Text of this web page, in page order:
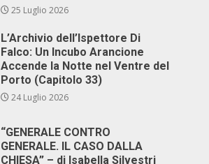
25 Luglio 2026
L’Archivio dell’Ispettore Di
Falco: Un Incubo Arancione
Accende la Notte nel Ventre del
Porto (Capitolo 33)
24 Luglio 2026
“GENERALE CONTRO
GENERALE. IL CASO DALLA
CHIESA” – di Isabella Silvestri